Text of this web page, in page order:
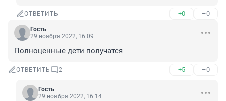
ОТВЕТИТЬ +0 –0
Гость
29 ноября 2022, 16:09
Полноценные дети получатся
ОТВЕТИТЬ 2 +5 –0
Гость
29 ноября 2022, 16:14